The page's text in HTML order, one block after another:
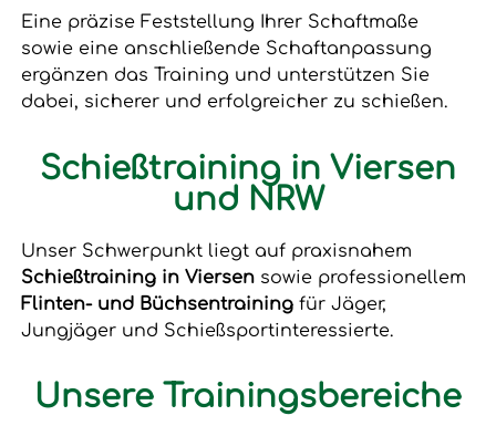
Eine präzise Feststellung Ihrer Schaftmaße
sowie eine anschließende Schaftanpassung
ergänzen das Training und unterstützen Sie
dabei, sicherer und erfolgreicher zu schießen.
Schießtraining in Viersen
und NRW
Unser Schwerpunkt liegt auf praxisnahem
Schießtraining in Viersensowie professionellem
Flinten- und Büchsentrainingfür Jäger,
Jungjäger und Schießsportinteressierte.
Unsere Trainingsbereiche